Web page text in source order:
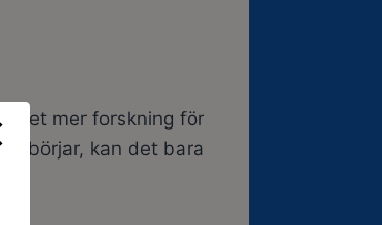
mer forskning för
börjar, kan det bara